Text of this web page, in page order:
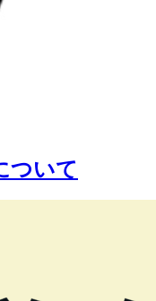
ついて